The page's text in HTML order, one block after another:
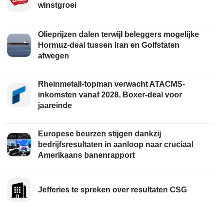
winstgroei
Olieprijzen dalen terwijl beleggers mogelijke
Hormuz-deal tussen Iran en Golfstaten
afwegen
Rheinmetall-topman verwacht ATACMS-
inkomsten vanaf 2028, Boxer-deal voor
jaareinde
Europese beurzen stijgen dankzij
bedrijfsresultaten in aanloop naar cruciaal
Amerikaans banenrapport
Jefferies te spreken over resultaten CSG